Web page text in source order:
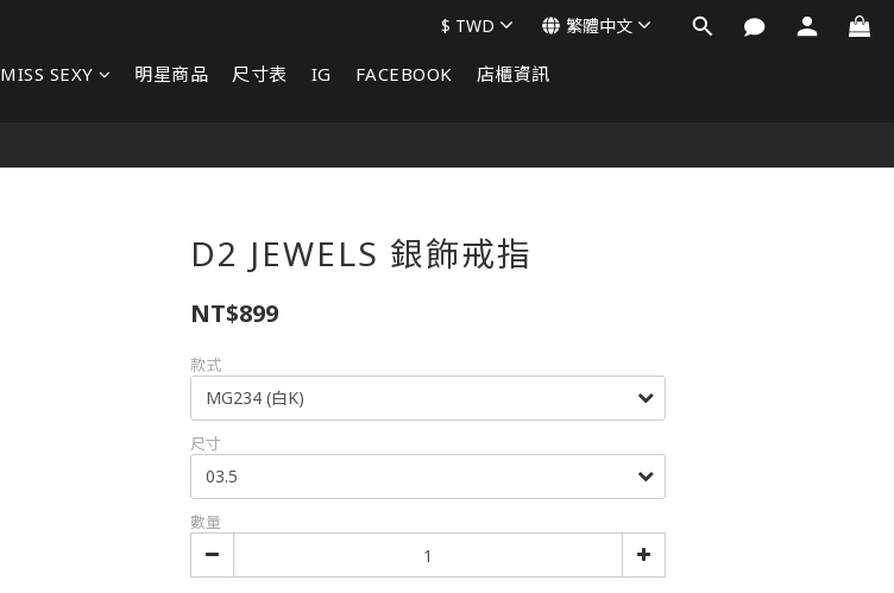
MISS SEXY 明星商品 尺寸表 IG FACEBOOK 店櫃資訊
$ TWD 繁體中文
D2 JEWELS 銀飾戒指
NT$899
款式
尺寸
數量